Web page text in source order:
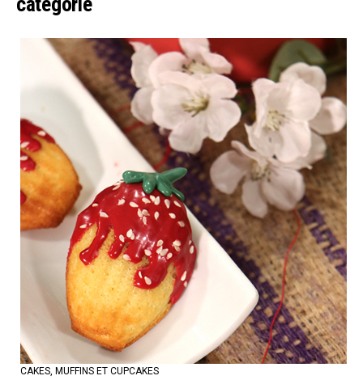
CAKES, MUFFINS ET CUPCAKES